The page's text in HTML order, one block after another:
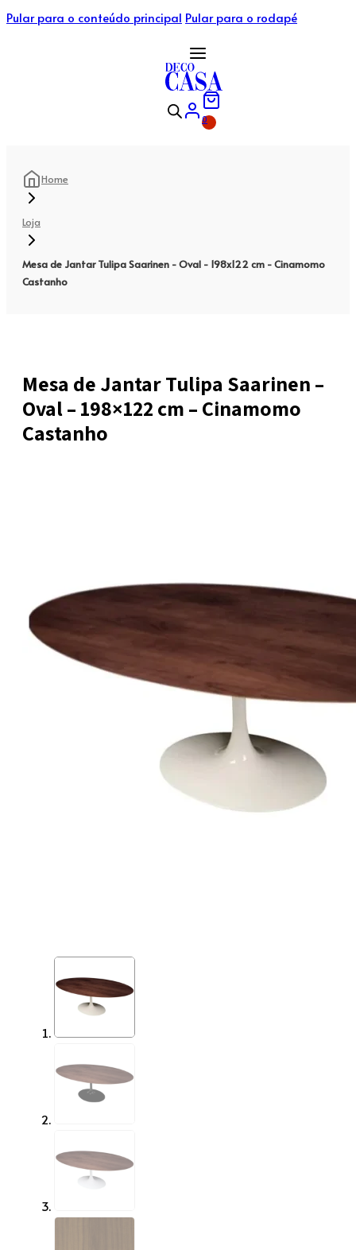
Pular para o conteúdo principal Pular para o rodapé
0
Home
Loja
Mesa de Jantar Tulipa Saarinen - Oval - 198x122 cm - Cinamomo
Castanho
Mesa de Jantar Tulipa Saarinen –
Oval – 198×122 cm – Cinamomo
Castanho